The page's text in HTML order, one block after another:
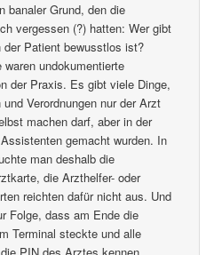
banaler Grund, den die
vergessen (?) hatten: Wer gibt
der Patient bewusstlos ist?
waren undokumentierte
der Praxis. Es gibt viele Dinge,
Verordnungen nur der Arzt
machen darf, aber in der
gemacht wurden. In
man deshalb die
die Arzthelfer- oder
reichten dafür nicht aus. Und
Folge, dass am Ende die
Terminal steckte und alle